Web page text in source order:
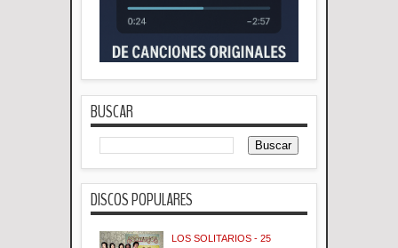
BUSCAR
DISCOS POPULARES
LOS SOLITARIOS - 25